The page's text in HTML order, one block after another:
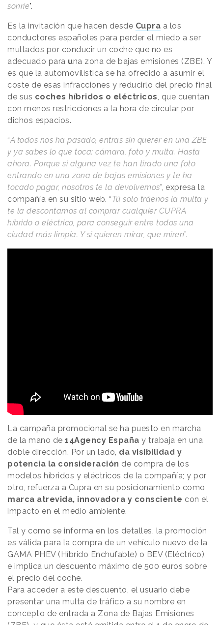
sonríe".
Es la invitación que hacen desde Cupra a los
conductores españoles para perder el miedo a ser
multados por conducir un coche que no es
adecuado para una zona de bajas emisiones (ZBE). Y
es que la automovilística se ha ofrecido a asumir el
coste de esas infracciones y reducirlo del precio final
de sus coches híbridos o eléctricos, que cuentan
con menos restricciones a la hora de circular por
dichos espacios.
“A todos nos ha pasado, entras sin querer en una ZBE
y ya sabes lo que toca: cámara, foto y multa. Hasta
ahora. Porque si alguna vez te han tirado una foto
entrando en una zona de bajas emisiones y te ha
tocado pagar, nosotros te la devolvemos”, expresa la
compañía en su sitio web. “Tú solo tráenos la multa y
te la descontamos al comprar cualquier CUPRA
híbrido o eléctrico, para conseguir entre todos una
ciudad más limpia. Y si quieren mirar, que miren”.
La campaña promocional se ha puesto en marcha
de la mano de 14Agency España y trabaja en una
doble dirección. Por un lado, da visibilidad y
potencia la consideración de compra de los
modelos híbridos y eléctricos de la compañía; y por
otro, refuerza a Cupra en su posicionamiento como
marca atrevida, innovadora y consciente con el
impacto en el medio ambiente.
Tal y como se informa en los detalles, la promoción
es válida para la compra de un vehículo nuevo de la
GAMA PHEV (Híbrido Enchufable) o BEV (Eléctrico),
e implica un descuento máximo de 500 euros sobre
el precio del coche.
Para acceder a este descuento, el usuario debe
presentar una multa de tráfico a su nombre en
concepto de entrada a Zona de Bajas Emisiones